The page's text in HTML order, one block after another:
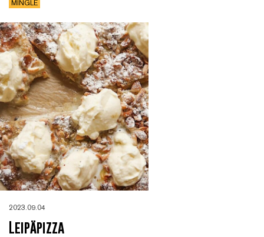
MINGLE
2023.09.04
Leipäpizza